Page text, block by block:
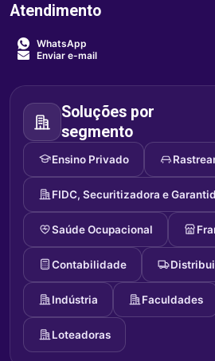
Atendimento
WhatsApp
Enviar e-mail
Soluções por
segmento
Ensino Privado
FIDC, Securitizadora e
Saúde Ocupacional
Contabilidade
Indústria Faculdades
Loteadoras